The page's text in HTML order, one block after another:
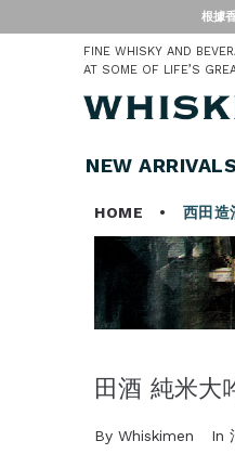
根據
FINE WHISKY AND
AT SOME OF LIFE’S
NEW ARRIVALS
HOME • 西田造
田酒 純米大
By Whiskimen In